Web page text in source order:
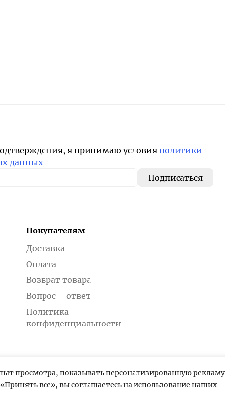
просмотра, показывать персонализированную рекламу
все», вы соглашаетесь на использование наших
я принимаю условияполитики
данных
Покупателям
Доставка
Оплата
Возврат товара
Вопрос – ответ
Политика
конфиденциальности